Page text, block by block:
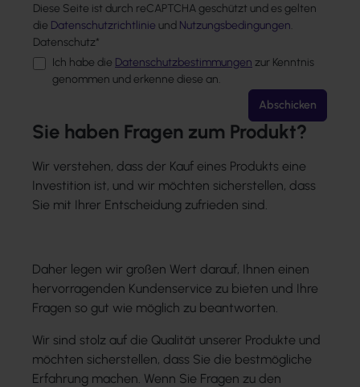
Diese Seite ist durch reCAPTCHA geschützt und es gelten
die Datenschutzrichtlinie und Nutzungsbedingungen.
Datenschutz*
Ich habe die Datenschutzbestimmungen zur Kenntnis
genommen und erkenne diese an.
Abschicken
Sie haben Fragen zum Produkt?
Wir verstehen, dass der Kauf eines Produkts eine
Investition ist, und wir möchten sicherstellen, dass
Sie mit Ihrer Entscheidung zufrieden sind.
Daher legen wir großen Wert darauf, Ihnen einen
hervorragenden Kundenservice zu bieten und Ihre
Fragen so gut wie möglich zu beantworten.
Wir sind stolz auf die Qualität unserer Produkte und
möchten sicherstellen, dass Sie die bestmögliche
Erfahrung machen. Wenn Sie Fragen zu den